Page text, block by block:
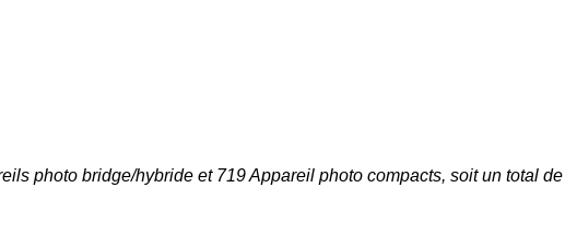
photo bridge/hybride et 719 Appareil photo compacts, soit un total